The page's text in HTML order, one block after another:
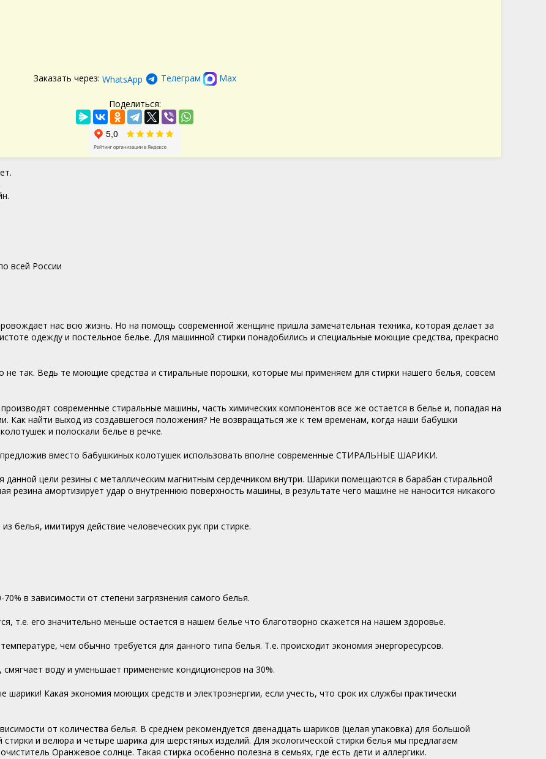
Заказать через: WhatsApp Телеграм Max
Поделиться:
всей России
нас всю жизнь. Но на помощь современной женщине пришла замечательная техника, которая делает за
одежду и постельное белье. Для машинной стирки понадобились и специальные моющие средства, прекрасно
так. Ведь те моющие средства и стиральные порошки, которые мы применяем для стирки нашего белья, совсем
современные стиральные машины, часть химических компонентов все же остается в белье и, попадая на
Как найти выход из создавшегося положения? Не возвращаться же к тем временам, когда наши бабушки
и полоскали белье в речке.
вместо бабушкиных колотушек использовать вполне современные СТИРАЛЬНЫЕ ШАРИКИ.
данной цели резины с металлическим магнитным сердечником внутри. Шарики помещаются в барабан стиральной
резина амортизирует удар о внутреннюю поверхность машины, в результате чего машине не наносится никакого
белья, имитируя действие человеческих рук при стирке.
в зависимости от степени загрязнения самого белья.
т.е. его значительно меньше остается в нашем белье что благотворно скажется на нашем здоровье.
чем обычно требуется для данного типа белья. Т.е. происходит экономия энергоресурсов.
воду и уменьшает применение кондиционеров на 30%.
Какая экономия моющих средств и электроэнергии, если учесть, что срок их службы практически
от количества белья. В среднем рекомендуется двенадцать шариков (целая упаковка) для большой
и велюра и четыре шарика для шерстяных изделий. Для экологической стирки белья мы предлагаем
Оранжевое солнце. Такая стирка особенно полезна в семьях, где есть дети и аллергики.